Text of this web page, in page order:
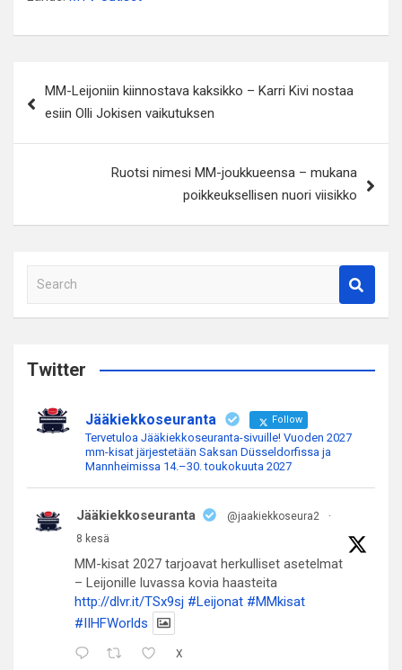
selaus
MM-Leijoniin kiinnostava kaksikko – Karri Kivi nostaa
esiin Olli Jokisen vaikutuksen
Ruotsi nimesi MM-joukkueensa – mukana
poikkeuksellisen nuori viisikko
a
c
Twitter
Jääkiekkoseuranta Follow
Tervetuloa Jääkiekkoseuranta-sivuille! Vuoden 2027
mm-kisat järjestetään Saksan Düsseldorfissa ja
Mannheimissa 14.–30. toukokuuta 2027
Jääkiekkoseuranta @jaakiekkoseura2
·
8 kesä
MM-kisat 2027 tarjoavat herkulliset asetelmat
– Leijonille luvassa kovia haasteita
http://dlvr.it/TSx9sj #Leijonat #MMkisat
#IIHFWorlds
X